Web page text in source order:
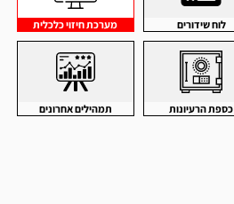
לוח שידורים מערכת חיזוי כלכלית
כספת הרעיונות תמהילים אחרונים